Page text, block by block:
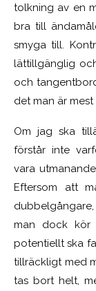
tolkning av en
bra till
smyga till.
lättillgänglig
och
det man är
Om jag ska
förstår inte
vara
Eftersom att
man dock kör
potentiellt ska
tillräckligt med
tas bort helt,